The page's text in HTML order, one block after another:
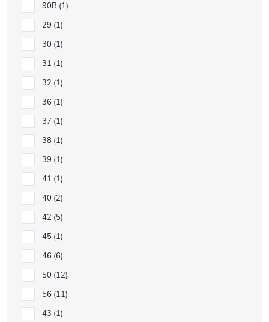
90B 1
29 1
30 1
31 1
32 1
36 1
37 1
38 1
39 1
41 1
40 2
42 5
45 1
46 6
50 12
56 11
43 1